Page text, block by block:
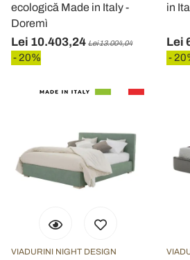
ecologică Made in Italy -
Doremì
Lei 10.403,24 Lei 13.004,04
- 20%
in
Lei
-
VIADURINI NIGHT DESIGN